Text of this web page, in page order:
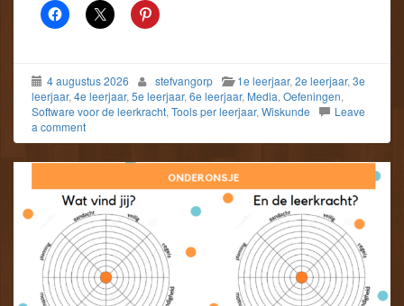
4 augustus 2026 stefvangorp 1e leerjaar, 2e leerjaar, 3e
leerjaar, 4e leerjaar, 5e leerjaar, 6e leerjaar, Media, Oefeningen,
Software voor de leerkracht, Tools per leerjaar, Wiskunde
Leave
a comment